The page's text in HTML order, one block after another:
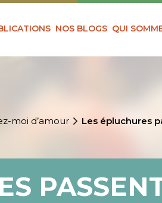
NOS BLOGS QUI
moi d’amour Les épluchures